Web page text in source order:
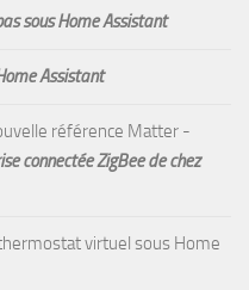
sous Home Assistant
Assistant
référence Matter -
connectée ZigBee de chez
virtuel sous Home